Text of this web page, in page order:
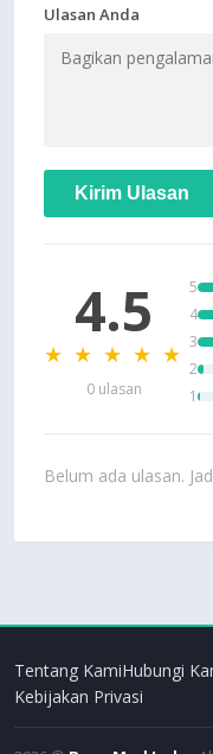
Ulasan Anda
Kirim Ulasan
4.5
★ ★ ★ ★ ★
0 ulasan
5
4
3
2
1
Belum ada ulasan.
Tentang KamiHubungi
Kebijakan Privasi